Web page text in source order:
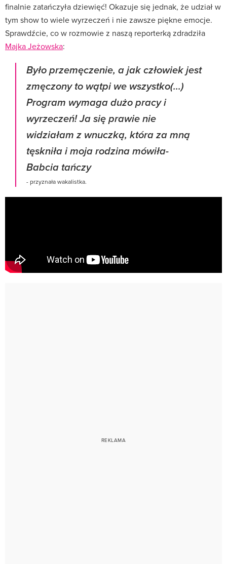
finalnie zatańczyła dziewięć! Okazuje się jednak, że udział w
tym show to wiele wyrzeczeń i nie zawsze piękne emocje.
Sprawdźcie, co w rozmowie z naszą reporterką zdradziła
Majka Jeżowska:
Było przemęczenie, a jak człowiek jest
zmęczony to wątpi we wszystko(...)
Program wymaga dużo pracy i
wyrzeczeń! Ja się prawie nie
widziałam z wnuczką, która za mną
tęskniła i moja rodzina mówiła-
Babcia tańczy
- przyznała wakalistka.